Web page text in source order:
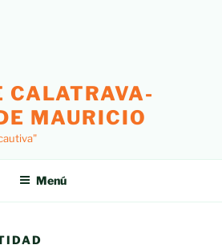
CALATRAVA-
MAURICIO
Menú